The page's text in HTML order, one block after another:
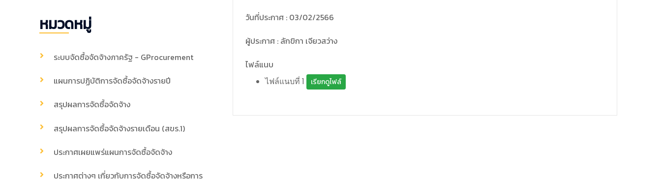
หมวดหมู่
ระบบจัดซื้อจัดจ้างภาครัฐ - GProcurement
แผนการปฏิบัติการจัดซื้อจัดจ้างรายปี
สรุปผลการจัดซื้อจัดจ้าง
สรุปผลการจัดซื้อจัดจ้างรายเดือน (สขร.1)
ประกาศเผยแพร่แผนการจัดซื้อจัดจ้าง
ประกาศต่างๆ เกี่ยวกับการจัดซื้อจัดจ้างหรือการ
วันที่ประกาศ : 03/02/2566
ผู้ประกาศ : ลักขิกา เจียวสว่าง
ไฟล์แนบ
ไฟล์แนบที่ 1 เรียกดูไฟล์